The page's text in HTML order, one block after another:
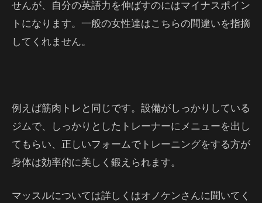
せんが、自分の英語力を伸ばすのにはマイナスポイン
トになります。一般の女性達はこちらの間違いを指摘
してくれません。
例えば筋肉トレと同じです。設備がしっかりしている
ジムで、しっかりとしたトレーナーにメニューを出し
てもらい、正しいフォームでトレーニングをする方が
身体は効率的に美しく鍛えられます。
マッスルについては詳しくはオノケンさんに聞いてく